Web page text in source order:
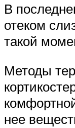
В
отеком
такой
Методы
нее